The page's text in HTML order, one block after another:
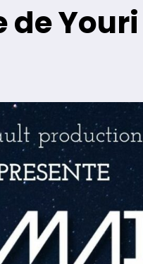
de Youri